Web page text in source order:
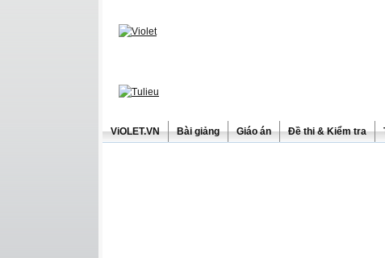
ViOLET.VN Bài giảng Giáo án Đề thi & Kiểm tra